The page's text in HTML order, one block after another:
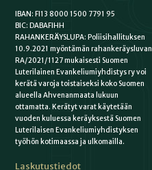
IBAN: FI13 8000 1500 7791 95
BIC: DABAFIHH
RAHANKERÄYSLUPA: Poliisihallituksen
10.9.2021 myöntämän rahankeräysluvan
RA/2021/1127 mukaisesti Suomen
Luterilainen Evankeliumiyhdistys ry voi
kerätä varoja toistaiseksi koko Suomen
alueella Ahvenanmaata lukuun
ottamatta. Kerätyt varat käytetään
vuoden kuluessa keräyksestä Suomen
Luterilaisen Evankeliumiyhdistyksen
työhön kotimaassa ja ulkomailla.
Laskutustiedot